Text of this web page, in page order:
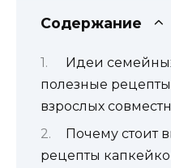
Содержание
Идеи
полезные
взрослых
Почему стоит
рецепты